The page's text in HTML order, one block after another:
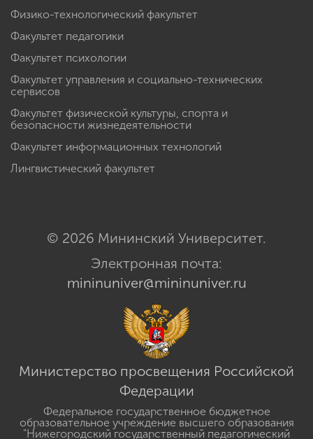
Физико-технологический факультет
Факультет педагогики
Факультет психологии
Факультет управления и социально-технических
сервисов
Факультет физической культуры, спорта и
безопасности жизнедеятельности
Факультет информационных технологий
Лингвистический факультет
© 2026 Мининский Университет.
Электронная почта:
mininuniver@mininuniver.ru
Министерство просвещения Российской
Федерации
Федеральное государственное бюджетное
образовательное учреждение высшего образования
"Нижегородский государственный педагогический